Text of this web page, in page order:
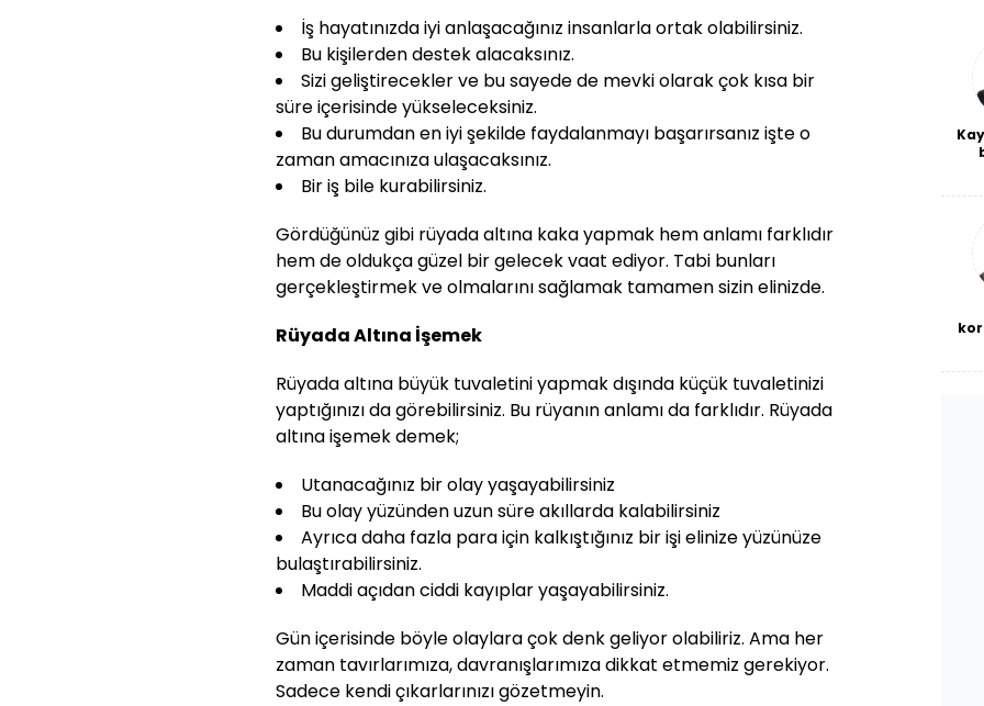
İş hayatınızda iyi anlaşacağınız insanlarla ortak olabilirsiniz.
Bu kişilerden destek alacaksınız.
Sizi geliştirecekler ve bu sayede de mevki olarak çok kısa bir
süre içerisinde yükseleceksiniz.
Bu durumdan en iyi şekilde faydalanmayı başarırsanız işte o
zaman amacınıza ulaşacaksınız.
Bir iş bile kurabilirsiniz.
Gördüğünüz gibi rüyada altına kaka yapmak hem anlamı farklıdır
hem de oldukça güzel bir gelecek vaat ediyor. Tabi bunları
gerçekleştirmek ve olmalarını sağlamak tamamen sizin elinizde.
Rüyada Altına İşemek
Rüyada altına büyük tuvaletini yapmak dışında küçük tuvaletinizi
yaptığınızı da görebilirsiniz. Bu rüyanın anlamı da farklıdır. Rüyada
altına işemek demek;
Utanacağınız bir olay yaşayabilirsiniz
Bu olay yüzünden uzun süre akıllarda kalabilirsiniz
Ayrıca daha fazla para için kalkıştığınız bir işi elinize yüzünüze
bulaştırabilirsiniz.
Maddi açıdan ciddi kayıplar yaşayabilirsiniz.
Gün içerisinde böyle olaylara çok denk geliyor olabiliriz. Ama her
zaman tavırlarımıza, davranışlarımıza dikkat etmemiz gerekiyor.
Sadece kendi çıkarlarınızı gözetmeyin.